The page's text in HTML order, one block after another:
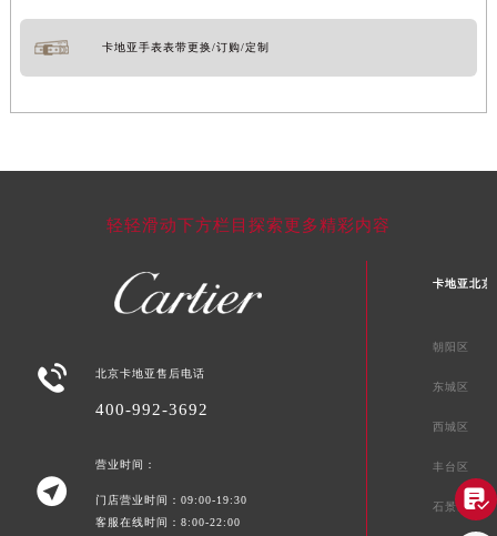
卡地亚手表表带更换/订购/定制
轻轻滑动下方栏目探索更多精彩内容
 北京卡地亚售后电话
400-992-3692

营业时间：
门店营业时间：09:00-19:30
客服在线时间：8:00-22:00
卡地亚北京
朝阳区
东城区
西城区
丰台区
石景山区
